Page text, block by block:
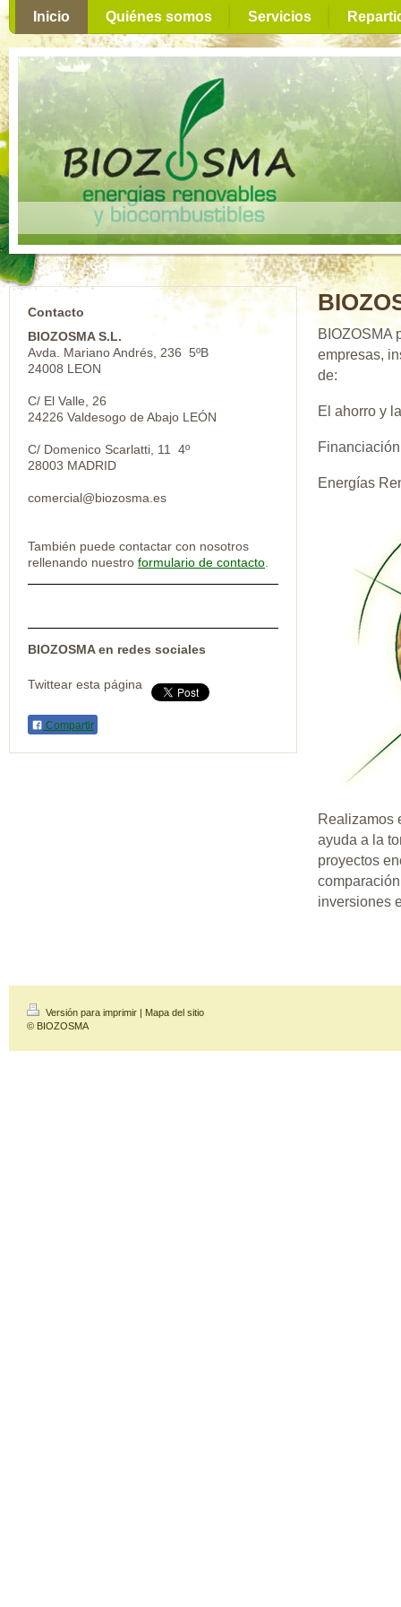
Inicio Quiénes somos Servicios
Contacto
BIOZOSMA S.L.
Avda. Mariano Andrés, 236 5ºB
24008 LEON
C/ El Valle, 26
24226 Valdesogo de Abajo LEÓN
C/ Domenico Scarlatti, 11 4º
28003 MADRID
comercial@biozosma.es
También puede contactar con nosotros
rellenando nuestro formulario de contacto
BIOZOSMA en redes sociales
Twittear esta página
Compartir
BIOZOSMA
empresas,
de:
El ahorro y
Energías
Realizamos
ayuda a la
proyectos
inversiones
Versión para imprimir | Mapa del sitio
© BIOZOSMA